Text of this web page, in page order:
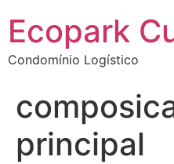
Ecopark
Condomínio Logístico
principal